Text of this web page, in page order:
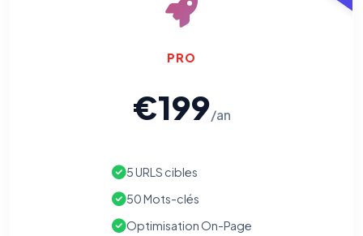
PRO
€199/an
5 URLS cibles
50 Mots-clés
Optimisation On-Page
vous opposer à ce suivi ») — sans vous désinscrire des envois — ou
contact@logicielreferencement.com